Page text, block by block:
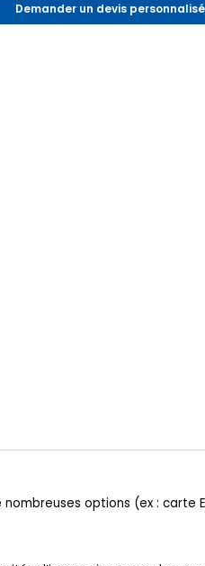
Demander un devis personnalisé
options (ex : carte